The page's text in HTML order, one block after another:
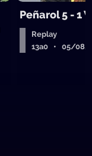
Peñarol 5 - 1
Replay
13a0 • 05/08/